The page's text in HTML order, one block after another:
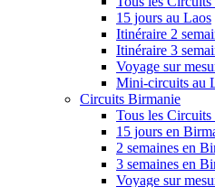
15 jours au Laos
Itinéraire 2
Itinéraire 3
Voyage sur
Mini-circuits au
Circuits Birmanie
Tous les
15 jours en
2 semaines en
3 semaines en
Voyage sur